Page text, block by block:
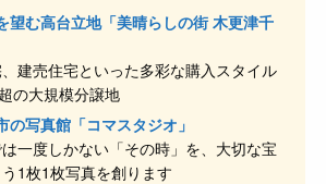
望む高台立地「美晴らしの街 木更津千
建売住宅といった多彩な購入スタイル
の大規模分譲地
の写真館「コマスタジオ」
一度しかない「その時」を、大切な宝
1枚1枚写真を創ります